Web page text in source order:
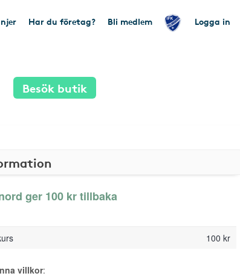
Har du företag? Bli medlem Logga in
Besök butik
ger 100 kr tillbaka
100 kr
villkor: